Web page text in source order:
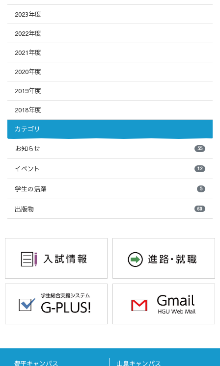
2023年度
2022年度
2021年度
2020年度
2019年度
2018年度
カテゴリ
お知らせ 55
イベント 12
学生の活躍 5
出版物 60
豊平キャンパス
山鼻キャンパス